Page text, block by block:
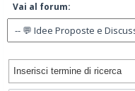
Vai al forum: